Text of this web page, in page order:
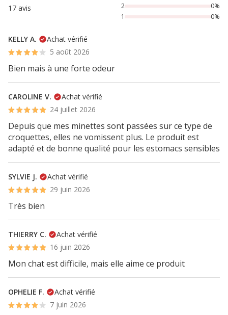
17 avis
2
0%
1
0%
KELLY A.
Achat vérifié
5 août 2026
Bien mais à une forte odeur
CAROLINE V.
Achat vérifié
24 juillet 2026
Depuis que mes minettes sont passées sur ce type de
croquettes, elles ne vomissent plus. Le produit est
adapté et de bonne qualité pour les estomacs sensibles
SYLVIE J.
Achat vérifié
29 juin 2026
Très bien
THIERRY C.
Achat vérifié
16 juin 2026
Mon chat est difficile, mais elle aime ce produit
OPHELIE F.
Achat vérifié
7 juin 2026